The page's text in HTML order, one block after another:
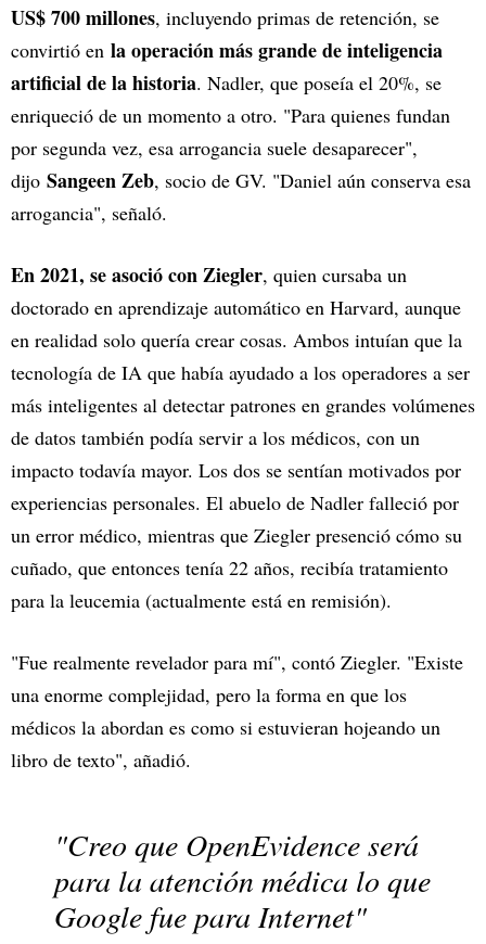
US$ 700 millones, incluyendo primas de retención, se
convirtió en la operación más grande de inteligencia
artificial de la historia. Nadler, que poseía el 20%, se
enriqueció de un momento a otro. "Para quienes fundan
por segunda vez, esa arrogancia suele desaparecer",
dijo Sangeen Zeb, socio de GV. "Daniel aún conserva esa
arrogancia", señaló.
En 2021, se asoció con Ziegler, quien cursaba un
doctorado en aprendizaje automático en Harvard, aunque
en realidad solo quería crear cosas. Ambos intuían que la
tecnología de IA que había ayudado a los operadores a ser
más inteligentes al detectar patrones en grandes volúmenes
de datos también podía servir a los médicos, con un
impacto todavía mayor. Los dos se sentían motivados por
experiencias personales. El abuelo de Nadler falleció por
un error médico, mientras que Ziegler presenció cómo su
cuñado, que entonces tenía 22 años, recibía tratamiento
para la leucemia (actualmente está en remisión).
"Fue realmente revelador para mí", contó Ziegler. "Existe
una enorme complejidad, pero la forma en que los
médicos la abordan es como si estuvieran hojeando un
libro de texto", añadió.
"Creo que OpenEvidence será
para la atención médica lo que
Google fue para Internet"